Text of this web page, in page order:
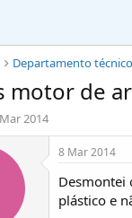
Departamento técnico
motor de
2014
8 Mar 2014
Desmontei
plástico e